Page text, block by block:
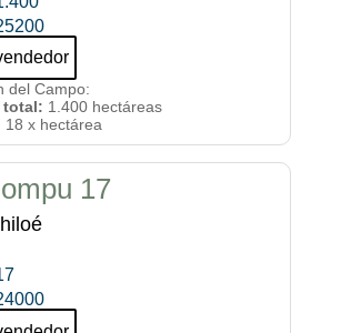
del Campo:
total: 1.400 hectáreas
18 x hectárea
17